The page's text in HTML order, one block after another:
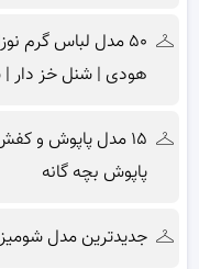
۵۰ مدل لباس گرم
هودی | شنل خز دار
۱۵ مدل پاپوش و
پاپوش بچه گانه
جدیدترین مدل